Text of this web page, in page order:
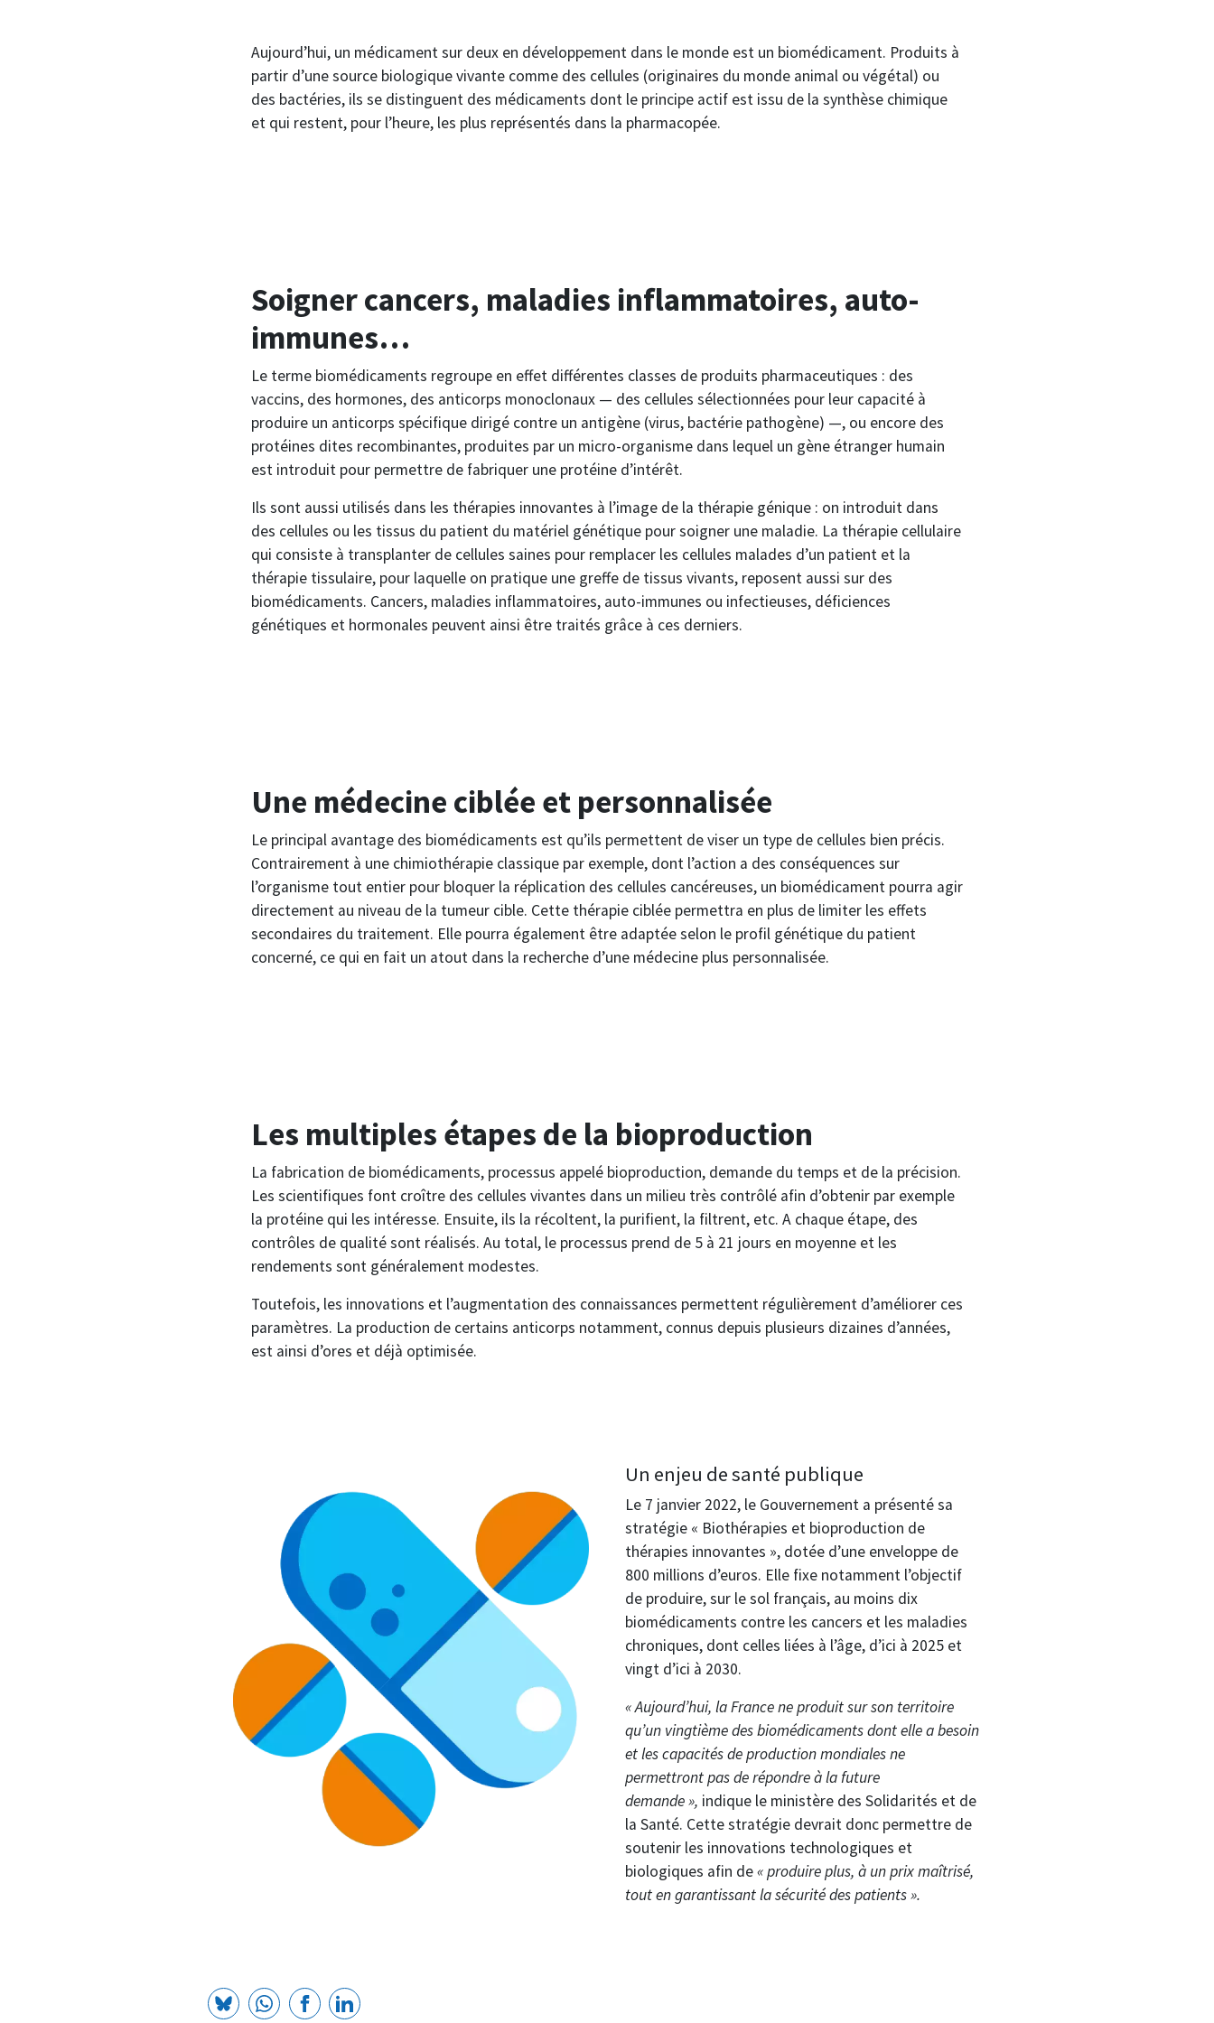
Aujourd’hui, un médicament sur deux en développement dans le monde est un biomédicament. Produits à
partir d’une source biologique vivante comme des cellules (originaires du monde animal ou végétal) ou
des bactéries, ils se distinguent des médicaments dont le principe actif est issu de la synthèse chimique
et qui restent, pour l’heure, les plus représentés dans la pharmacopée.
Soigner cancers, maladies inflammatoires, auto-
immunes…
Le terme biomédicaments regroupe en effet différentes classes de produits pharmaceutiques : des
vaccins, des hormones, des anticorps monoclonaux — des cellules sélectionnées pour leur capacité à
produire un anticorps spécifique dirigé contre un antigène (virus, bactérie pathogène) —, ou encore des
protéines dites recombinantes, produites par un micro-organisme dans lequel un gène étranger humain
est introduit pour permettre de fabriquer une protéine d’intérêt.
Ils sont aussi utilisés dans les thérapies innovantes à l’image de la thérapie génique : on introduit dans
des cellules ou les tissus du patient du matériel génétique pour soigner une maladie. La thérapie cellulaire
qui consiste à transplanter de cellules saines pour remplacer les cellules malades d’un patient et la
thérapie tissulaire, pour laquelle on pratique une greffe de tissus vivants, reposent aussi sur des
biomédicaments. Cancers, maladies inflammatoires, auto-immunes ou infectieuses, déficiences
génétiques et hormonales peuvent ainsi être traités grâce à ces derniers.
Une médecine ciblée et personnalisée
Le principal avantage des biomédicaments est qu’ils permettent de viser un type de cellules bien précis.
Contrairement à une chimiothérapie classique par exemple, dont l’action a des conséquences sur
l’organisme tout entier pour bloquer la réplication des cellules cancéreuses, un biomédicament pourra agir
directement au niveau de la tumeur cible. Cette thérapie ciblée permettra en plus de limiter les effets
secondaires du traitement. Elle pourra également être adaptée selon le profil génétique du patient
concerné, ce qui en fait un atout dans la recherche d’une médecine plus personnalisée.
Les multiples étapes de la bioproduction
La fabrication de biomédicaments, processus appelé bioproduction, demande du temps et de la précision.
Les scientifiques font croître des cellules vivantes dans un milieu très contrôlé afin d’obtenir par exemple
la protéine qui les intéresse. Ensuite, ils la récoltent, la purifient, la filtrent, etc. A chaque étape, des
contrôles de qualité sont réalisés. Au total, le processus prend de 5 à 21 jours en moyenne et les
rendements sont généralement modestes.
Toutefois, les innovations et l’augmentation des connaissances permettent régulièrement d’améliorer ces
paramètres. La production de certains anticorps notamment, connus depuis plusieurs dizaines d’années,
est ainsi d’ores et déjà optimisée.
Un enjeu de santé publique
Le 7 janvier 2022, le Gouvernement a présenté sa
stratégie « Biothérapies et bioproduction de
thérapies innovantes », dotée d’une enveloppe de
800 millions d’euros. Elle fixe notamment l’objectif
de produire, sur le sol français, au moins dix
biomédicaments contre les cancers et les maladies
chroniques, dont celles liées à l’âge, d’ici à 2025 et
vingt d’ici à 2030.
« Aujourd’hui, la France ne produit sur son territoire
qu’un vingtième des biomédicaments dont elle a besoin
et les capacités de production mondiales ne
permettront pas de répondre à la future
demande », indique le ministère des Solidarités et de
la Santé. Cette stratégie devrait donc permettre de
soutenir les innovations technologiques et
biologiques afin de« produire plus, à un prix maîtrisé,
tout en garantissant la sécurité des patients ».